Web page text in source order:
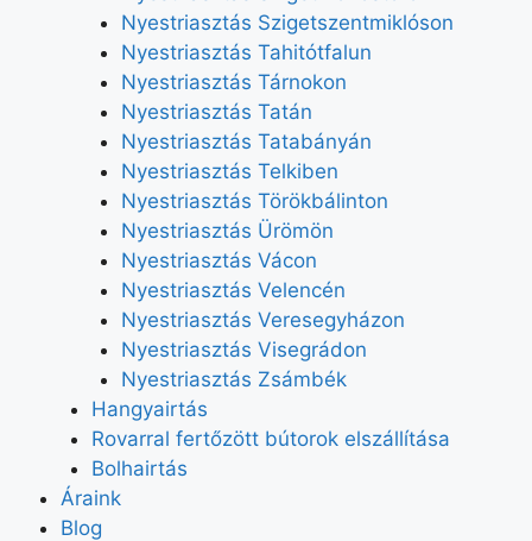
Nyestriasztás Szigetszentmiklóson
Nyestriasztás Tahitótfalun
Nyestriasztás Tárnokon
Nyestriasztás Tatán
Nyestriasztás Tatabányán
Nyestriasztás Telkiben
Nyestriasztás Törökbálinton
Nyestriasztás Ürömön
Nyestriasztás Vácon
Nyestriasztás Velencén
Nyestriasztás Veresegyházon
Nyestriasztás Visegrádon
Nyestriasztás Zsámbék
Hangyairtás
Rovarral fertőzött bútorok elszállítása
Bolhairtás
Áraink
Blog